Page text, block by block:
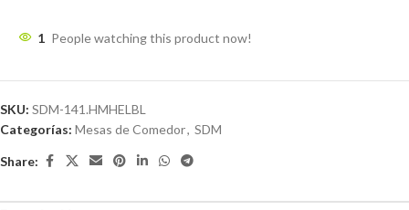
1 People watching this product now!
SKU: SDM-141.HMHELBL
Categorías: Mesas de Comedor, SDM
Share: